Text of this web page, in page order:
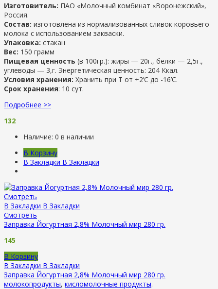
Изготовитель: ПАО «Молочный комбинат «Воронежский»,
Россия.
Состав: изготовлена из нормализованных сливок коровьего
молока с использованием закваски.
Упаковка: стакан
Вес: 150 грамм
Пищевая ценность (в 100гр.): жиры — 20г., белки — 2,5г.,
углеводы — 3,г. Энергетическая ценность: 204 Ккал.
Условия хранения: Хранить при Т от +2’С до -16’C.
Срок хранения: 10 сут.
Подробнее >>
132
Наличие: 0 в наличии
В Корзину
В Закладки В Закладки
Смотреть
В Закладки В Закладки
Смотреть
Заправка Йогуртная 2,8% Молочный мир 280 гр.
145
В Корзину
В Закладки В Закладки
Заправка Йогуртная 2,8% Молочный мир 280 гр.
молокопродукты, кисломолочные продукты.